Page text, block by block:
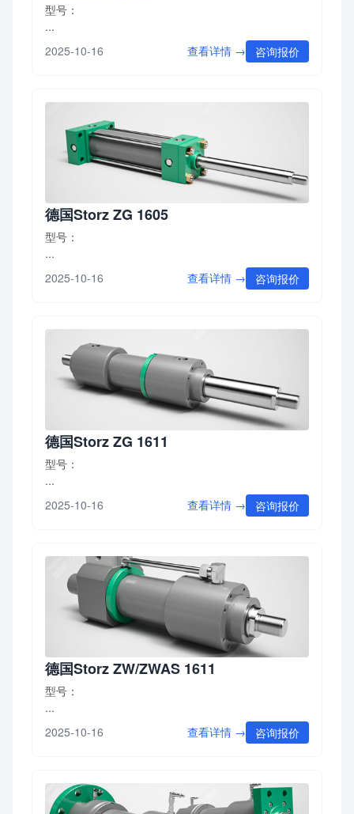
型号：
...
2025-10-16
查看详情 → 咨询报价
德国Storz ZG 1605
型号：
...
2025-10-16
查看详情 → 咨询报价
德国Storz ZG 1611
型号：
...
2025-10-16
查看详情 → 咨询报价
德国Storz ZW/ZWAS 1611
型号：
...
2025-10-16
查看详情 → 咨询报价